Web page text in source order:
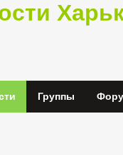
Группы